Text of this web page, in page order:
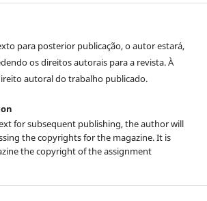
para posterior publicação, o autor estará,
os direitos autorais para a revista. À
autoral do trabalho publicado.
for subsequent publishing, the author will
the copyrights for the magazine. It is
the copyright of the assignment